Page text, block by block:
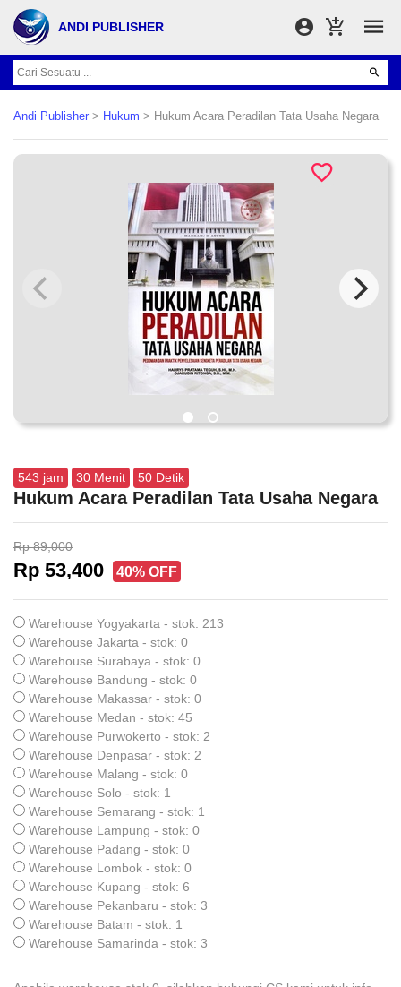
ANDI PUBLISHER
Andi Publisher > Hukum > Hukum Acara Peradilan Tata Usaha Negara
543 jam 30 Menit 50 Detik
Hukum Acara Peradilan Tata Usaha Negara
Rp 89,000
Rp 53,400 40% OFF
Warehouse Yogyakarta - stok: 213
Warehouse Jakarta - stok: 0
Warehouse Surabaya - stok: 0
Warehouse Bandung - stok: 0
Warehouse Makassar - stok: 0
Warehouse Medan - stok: 45
Warehouse Purwokerto - stok: 2
Warehouse Denpasar - stok: 2
Warehouse Malang - stok: 0
Warehouse Solo - stok: 1
Warehouse Semarang - stok: 1
Warehouse Lampung - stok: 0
Warehouse Padang - stok: 0
Warehouse Lombok - stok: 0
Warehouse Kupang - stok: 6
Warehouse Pekanbaru - stok: 3
Warehouse Batam - stok: 1
Warehouse Samarinda - stok: 3